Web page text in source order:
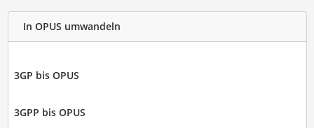
In OPUS umwandeln
3GP bis OPUS
3GPP bis OPUS